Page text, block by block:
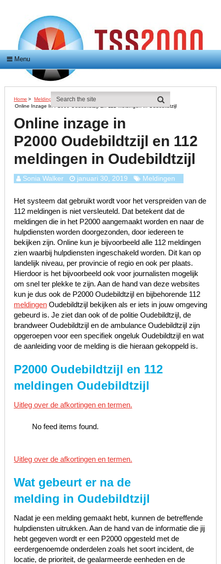
Menu
Home > Meldingen >
Online Inzage In P2000 Oudebildtzijl En 112 Meldingen In Oudebildtzijl
Online inzage in
P2000 Oudebildtzijl en 112
meldingen in Oudebildtzijl
Sonia Walker januari 30, 2019 Meldingen
Het systeem dat gebruikt wordt voor het verspreiden van de
112 meldingen is niet versleuteld. Dat betekent dat de
meldingen die in het P2000 aangemaakt worden en naar de
hulpdiensten worden doorgezonden, door iedereen te
bekijken zijn. Online kun je bijvoorbeeld alle 112 meldingen
zien waarbij hulpdiensten ingeschakeld worden. Dit kan op
landelijk niveau, per provincie of regio en ook per plaats.
Hierdoor is het bijvoorbeeld ook voor journalisten mogelijk
om snel ter plekke te zijn. Aan de hand van deze websites
kun je dus ook de P2000 Oudebildtzijl en bijbehorende 112
meldingenOudebildtzijl bekijken als er iets in jouw omgeving
gebeurd is. Je ziet dan ook of de politie Oudebildtzijl, de
brandweer Oudebildtzijl en de ambulance Oudebildtzijl zijn
opgeroepen voor een specifiek ongeluk Oudebildtzijl en wat
de aanleiding voor de melding is die hieraan gekoppeld is.
P2000 Oudebildtzijl en 112
meldingen Oudebildtzijl
Uitleg over de afkortingen en termen.
No feed items found.
Uitleg over de afkortingen en termen.
Wat gebeurt er na de
melding in Oudebildtzijl
Nadat je een melding gemaakt hebt, kunnen de betreffende
hulpdiensten uitrukken. Aan de hand van de informatie die jij
hebt gegeven wordt er een P2000 opgesteld met de
eerdergenoemde onderdelen zoals het soort incident, de
locatie, de prioriteit, de gealarmeerde eenheden en de